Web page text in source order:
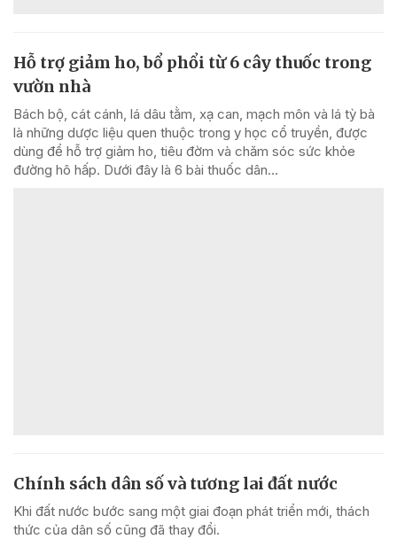
Hỗ trợ giảm ho, bổ phổi từ 6 cây thuốc trong
vườn nhà
Bách bộ, cát cánh, lá dâu tằm, xạ can, mạch môn và lá tỳ bà
là những dược liệu quen thuộc trong y học cổ truyền, được
dùng để hỗ trợ giảm ho, tiêu đờm và chăm sóc sức khỏe
đường hô hấp. Dưới đây là 6 bài thuốc dân...
Chính sách dân số và tương lai đất nước
Khi đất nước bước sang một giai đoạn phát triển mới, thách
thức của dân số cũng đã thay đổi.